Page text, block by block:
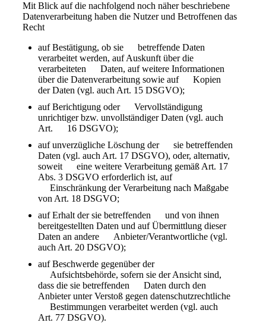
Mit Blick auf die nachfolgend noch näher beschriebene
Datenverarbeitung haben die Nutzer und Betroffenen das
Recht
auf Bestätigung, ob sie betreffende Daten
verarbeitet werden, auf Auskunft über die
verarbeiteten Daten, auf weitere Informationen
über die Datenverarbeitung sowie auf Kopien
der Daten (vgl. auch Art. 15 DSGVO);
auf Berichtigung oder Vervollständigung
unrichtiger bzw. unvollständiger Daten (vgl. auch
Art. 16 DSGVO);
auf unverzügliche Löschung der sie betreffenden
Daten (vgl. auch Art. 17 DSGVO), oder, alternativ,
soweit eine weitere Verarbeitung gemäß Art. 17
Abs. 3 DSGVO erforderlich ist, auf
Einschränkung der Verarbeitung nach Maßgabe
von Art. 18 DSGVO;
auf Erhalt der sie betreffenden und von ihnen
bereitgestellten Daten und auf Übermittlung dieser
Daten an andere Anbieter/Verantwortliche (vgl.
auch Art. 20 DSGVO);
auf Beschwerde gegenüber der
Aufsichtsbehörde, sofern sie der Ansicht sind,
dass die sie betreffenden Daten durch den
Anbieter unter Verstoß gegen datenschutzrechtliche
Bestimmungen verarbeitet werden (vgl. auch
Art. 77 DSGVO).